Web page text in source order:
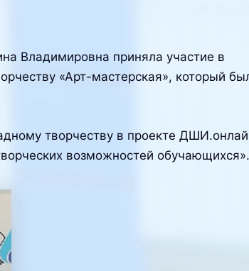
Владимировна приняла участие в
«Арт-мастерская», который
творчеству в проекте
возможностей обучающихся».